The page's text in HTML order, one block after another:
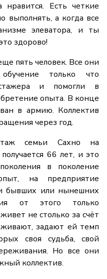
нравится. Есть четкие
выполнять, а когда все
элеватора, и ты
здорово!
пять человек. Все они
только что
и помогли в
опыта. В конце
в армию. Коллектив
через год.
семьи Сахно на
66 лет, и это
в поколение
на предприятие
бывших или нынешних
от этого только
не столько за счёт
задают ей темп
своя судьба, свой
Но все они
коллектив.